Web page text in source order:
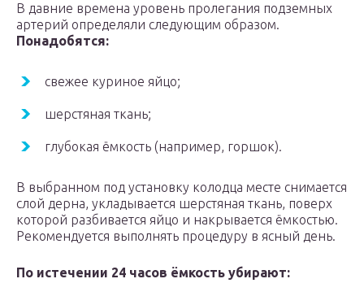
В давние времена уровень пролегания подземных
артерий определяли следующим образом.
Понадобятся:
свежее куриное яйцо;
шерстяная ткань;
глубокая ёмкость (например, горшок).
В выбранном под установку колодца месте снимается
слой дерна, укладывается шерстяная ткань, поверх
которой разбивается яйцо и накрывается ёмкостью.
Рекомендуется выполнять процедуру в ясный день.
По истечении 24 часов ёмкость убирают: